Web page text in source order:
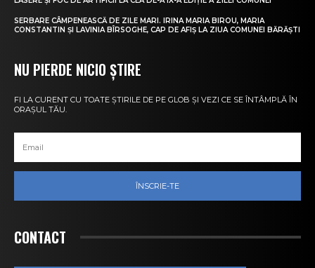
SERBARE CÂMPENEASCĂ DE ZILE MARI. IRINA MARIA BIROU, MARIA
CONSTANTIN ȘI LAVINIA BÎRSOGHE, CAP DE AFIȘ LA ZIUA COMUNEI BĂRĂȘTI
NU PIERDE NICIO ȘTIRE
FI LA CURENT CU TOATE ȘTIRILE DE PE GLOB ȘI VEZI CE SE ÎNTÂMPLĂ ÎN
ORAȘUL TĂU.
ÎNSCRIE-TE
CONTACT